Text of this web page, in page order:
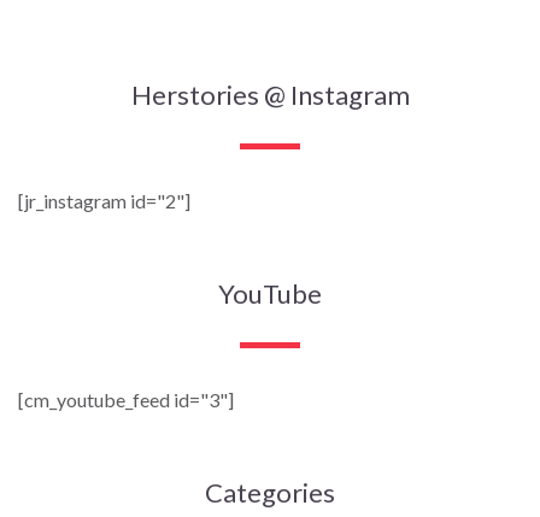
Herstories @ Instagram
[jr_instagram id="2"]
YouTube
[cm_youtube_feed id="3"]
Categories